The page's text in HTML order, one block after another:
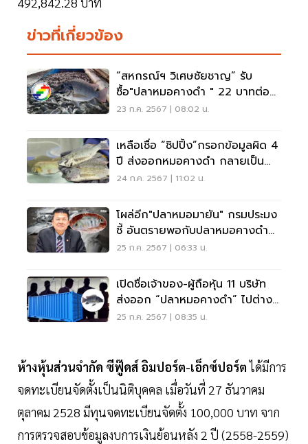
ข่าวที่เกี่ยวข้อง
“สหกรณ์ฯ วิเศษชัยชาญ” รับ
ซื้อ"ปลาหมอคางดำ " 22 บาทต่อ
กก. ทำอาหารผู้ต้องขัง
23 ก.ค. 2567 | 08:02 น.
เหลือเชื่อ “ชิปปิ้ง”กรอกข้อมูลผิด 4
ปี ส่งออกหมอคางดำ กลายเป็น
“ปลาหมอเทศ”
24 ก.ค. 2567 | 11:02 น.
โผล่อีก"ปลาหมอมายัน" กรมประมง
ชี้ อันตรายพอกับปลาหมอคางดำ
เจอให้กำจัด
25 ก.ค. 2567 | 06:33 น.
เปิดชื่อเจ้าของ-ผู้ถือหุ้น 11 บริษัท
ส่งออก “ปลาหมอคางดำ” ไปต่าง
ประเทศ
25 ก.ค. 2567 | 08:35 น.
ห้างหุ้นส่วนจำกัด ซีฟู๊ดส์ อิมปอร์ต-เอ็กซ์ปอร์ตได้มีการ
จดทะเบียนจัดตั้งเป็นนิติบุคคล เมื่อวันที่ 27 ธันวาคม
ตุลาคม 2528 มีทุนจดทะเบียนจัดตั้ง 100,000 บาท จาก
การตรวจสอบข้อมูลงบการเงินย้อนหลัง 2 ปี (2558-2559)